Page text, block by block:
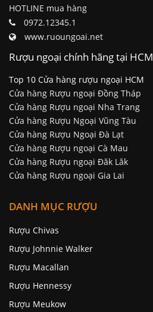
HOTLINE mua hàng
0972.12345.1
www.ruoungoai.net
Rượu ngoại chính hãng tại HCM
Top 10 Cửa hàng rượu ngoại HCM
Cửa hàng Rượu ngoại Đồng Tháp
Cửa hàng Rượu ngoại Nha Trang
Cửa hàng Rượu Ngoại Vũng Tàu
Cửa hàng Rượu Ngoại Đà Lạt
Cửa hàng Rượu ngoại Cà Mau
Cửa hàng Rượu ngoại Đăk Lăk
Cửa hàng Rượu ngoại Gia Lai
DANH MỤC RƯỢU
Rượu Chivas
Rượu Johnnie Walker
Rượu Macallan
Rượu Hennessy
Rượu Meukow